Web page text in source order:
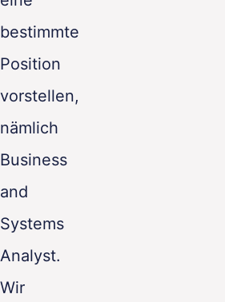
bestimmte
Position
vorstellen,
nämlich
Business
and
Systems
Analyst.
Wir